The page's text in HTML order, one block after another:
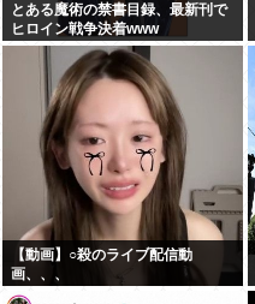
とある魔術の禁書目録、最新刊で
ヒロイン戦争決着www
【動画】○殺のライブ配信動
画、、、